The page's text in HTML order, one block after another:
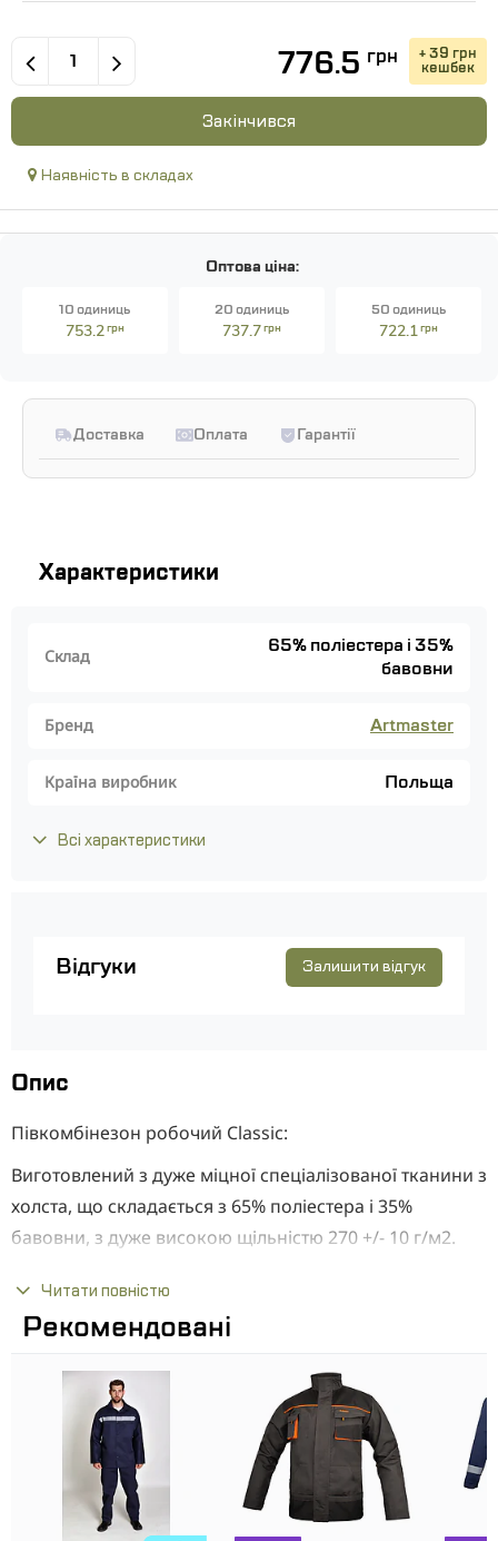
776.5 грн + 39 грн
кешбек
Закінчився
Наявність в складах
Оптова ціна:
10 одиниць
753.2грн
20 одиниць
737.7грн
50 одиниць
722.1грн
Доставка Оплата Гарантії
Характеристики
Склад
65% поліестера і 35%
бавовни
Бренд Artmaster
Країна виробник Польща
Всі характеристики
Відгуки Залишити відгук
Опис
Півкомбінезон робочий Classic:
Виготовлений з дуже міцної спеціалізованої тканини з
холста, що складається з 65% поліестера і 35%
бавовни, з дуже високою щільністю 270 +/- 10 г/м2.
Переваги:
Професійне шиття і естетика виконання.
Багатоцільові посилання, додатково посилюють
місця, особливо схильні до розриву.
10 кишень, з них дві ззаду, включаючи 5 з
клапанами на липучках, додаткова посилена
кишеня для лінійки.
Читати повністю
Рекомендовані